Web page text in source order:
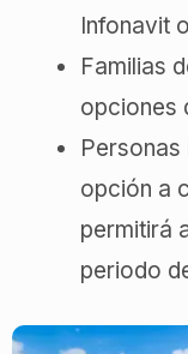
Infonavit
Familias
opciones
opción a
permitirá
periodo